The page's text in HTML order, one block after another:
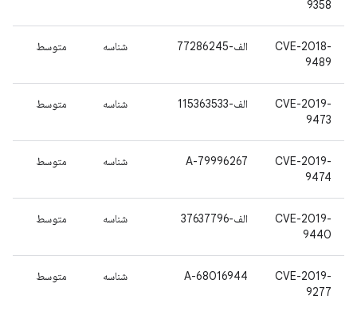
9358
CVE-2018-
9489
الف-77286245 شناسه متوسط
CVE-2019-
9473
الف-115363533 شناسه متوسط
CVE-2019-
9474
A-79996267 شناسه متوسط
CVE-2019-
9440
الف-37637796 شناسه متوسط
CVE-2019-
9277
A-68016944 شناسه متوسط